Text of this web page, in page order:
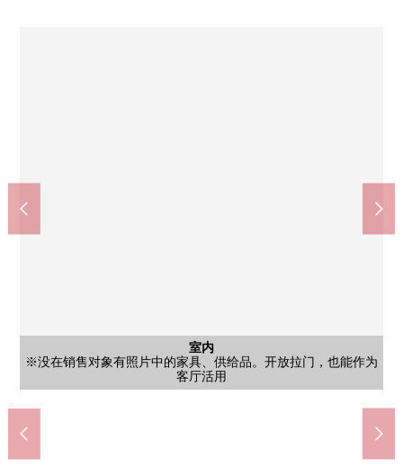
室内
※没在销售对象有照片中的家具、供给品。开放拉门，也能作为
客厅活用
外观
外观
室内
西式房间
室内
西式房间
其他内省
日光浴室
厨房
厨房餐厅
厨房
厨房餐厅
厨房
厨房
其他
是1具净水器型栓
其他
有洗碗机
厨房
厨房餐厅
洗脸
盥洗台
公共汽车
浴室
其他内省
脱衣服的空白洗衣机堆放处
室内
西式房间
室内
西式房间
室内
西式房间
厕所
厕所
室内
西式房间
室内
西式房间
收纳
收纳
门口
门口
Create S·D矶子汐见台商店(约500m)
步行7分钟。
全家便利店横滨汐见台商店(约600m)
步行8分钟。
约克市场矶子商店(约750m)
步行10分钟。
doragguseimusu横滨矶子商店(约800m)
步行10分钟。
suzukiya磯子店(约850m)
步行11分钟。
久良岐公園(约800m)
步行10分钟。
康心会汐见台医院(约550m)
步行7分钟。
横滨市立汐见台小学(约650m)
步行9分钟。
横滨市立汐见台中学(约1100m)
步行14分钟。